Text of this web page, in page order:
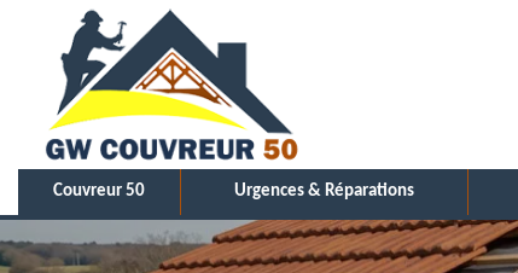
Couvreur 50 Urgences & Réparations